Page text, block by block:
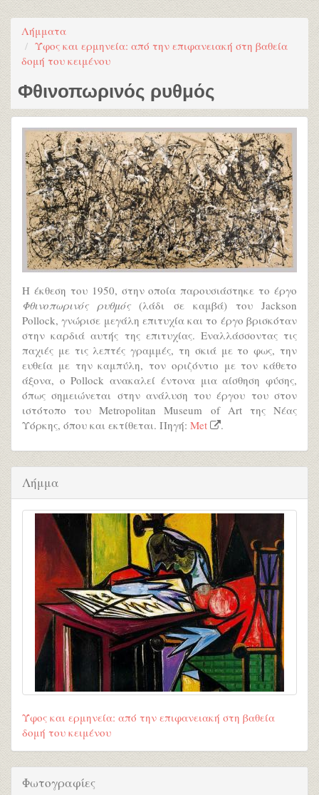
Λήμματα
Ύφος και ερμηνεία: από την επιφανειακή στη βαθεία
δομή του κειμένου
Φθινοπωρινός ρυθμός
Η έκθεση του 1950, στην οποία παρουσιάστηκε το έργο
Φθινοπωρινός ρυθμός(λάδι σε καμβά) του Jackson
Pollock, γνώρισε μεγάλη επιτυχία και το έργο βρισκόταν
στην καρδιά αυτής της επιτυχίας. Εναλλάσσοντας τις
παχιές με τις λεπτές γραμμές, τη σκιά με το φως, την
ευθεία με την καμπύλη, τον οριζόντιο με τον κάθετο
άξονα, ο Pollock ανακαλεί έντονα μια αίσθηση φύσης,
όπως σημειώνεται στην ανάλυση του έργου του στον
ιστότοπο του Metropolitan Museum of Art της Νέας
Υόρκης, όπου και εκτίθεται. Πηγή: Met .
Λήμμα
Ύφος και ερμηνεία: από την επιφανειακή στη βαθεία
δομή του κειμένου
Φωτογραφίες